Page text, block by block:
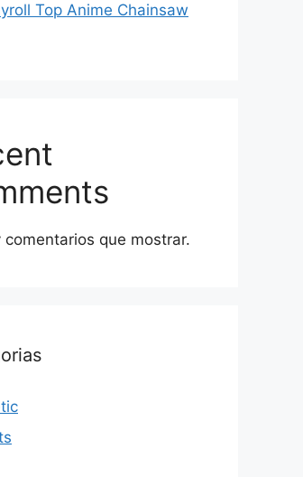
Top Anime Chainsaw
comentarios que mostrar.